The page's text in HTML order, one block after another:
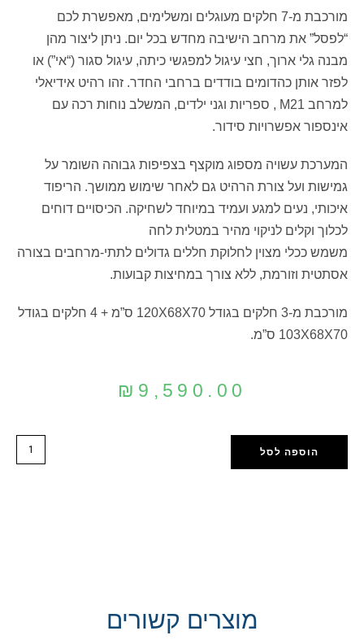
מורכבת מ-7 חלקים מעוגלים ומשלימים, מאפשרת לכם
“לפסל” את מרחב הישיבה מחדש בכל יום. ניתן ליצור מהן
מבנה גלי ארוך, חצי עיגול למפגשי כיתה, עיגול סגור (“אי”) או
לפזר אותן כהדומים בודדים ברחבי החדר. זהו רהיט אידיאלי
למרחב M21 , ספריות וגני ילדים, המשלב נוחות רכה עם
אינספור אפשרויות סידור.
המערכת עשויה מספוג מוקצף בצפיפות גבוהה השומר על
גמישות ועל צורת הרהיט גם לאחר שימוש ממושך. הריפוד
איכותי, נעים למגע ועמיד במיוחד לשחיקה. הכיסויים דוחים
לכלוך וקלים לניקוי מהיר במטלית לחה
משמש ככלי מצוין לחלוקת חללים גדולים לתתי-מרחבים בצורה
אסתטית וזורמת, ללא צורך במחיצות קבועות.
מורכבת מ-3 חלקים בגודל 120X68X70 ס”מ + 4 חלקים בגודל
103X68X70 ס”מ.
₪ 9,590.00
הוספה לסל
מוצרים קשורים